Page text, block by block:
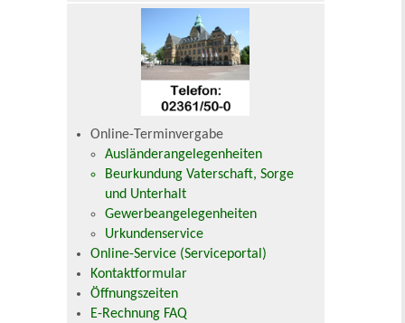
Online-Terminvergabe
Ausländerangelegenheiten
Beurkundung Vaterschaft, Sorge
und Unterhalt
Gewerbeangelegenheiten
Urkundenservice
Online-Service (Serviceportal)
Kontaktformular
Öffnungszeiten
E-Rechnung FAQ